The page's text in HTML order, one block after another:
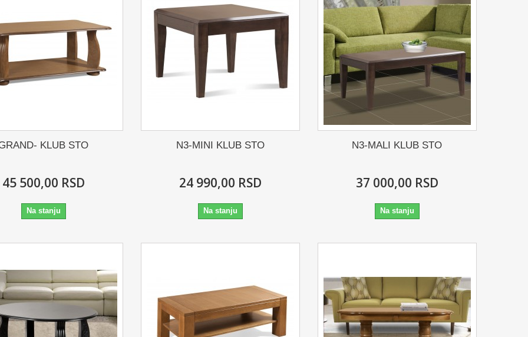
KLUB STO
45 500,00 RSD
Na stanju
N3-MINI KLUB STO
24 990,00 RSD
Na stanju
N3-MALI KLUB STO
37 000,00 RSD
Na stanju